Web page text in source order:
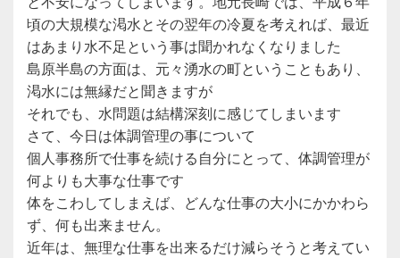
頃の大規模な渇水とその翌年の冷夏を考えれば、最近
はあまり水不足という事は聞かれなくなりました
島原半島の方面は、元々湧水の町ということもあり、
渇水には無縁だと聞きますが
それでも、水問題は結構深刻に感じてしまいます
さて、今日は体調管理の事について
個人事務所で仕事を続ける自分にとって、体調管理が
何よりも大事な仕事です
体をこわしてしまえば、どんな仕事の大小にかかわら
ず、何も出来ません。
近年は、無理な仕事を出来るだけ減らそうと考えてい